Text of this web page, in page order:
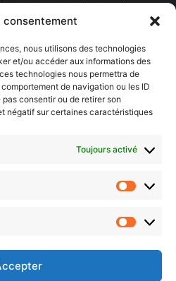
consentement
nous utilisons des technologies
et/ou accéder aux informations des
technologies nous permettra de
de navigation ou les ID
consentir ou de retirer son
négatif sur certaines caractéristiques
Toujours activé
soir ou hebdo ?
à lire au moment où cela vous